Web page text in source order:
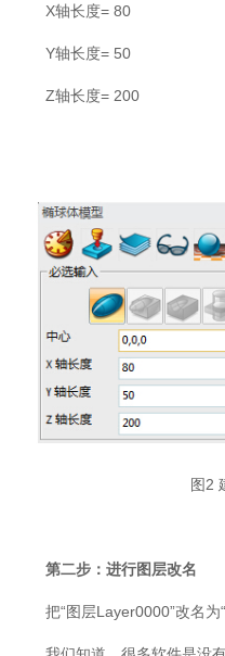
X轴长度= 80
Y轴长度= 50
Z轴长度= 200
图2
第二步：进行图层改名
把“图层Layer0000”改名为